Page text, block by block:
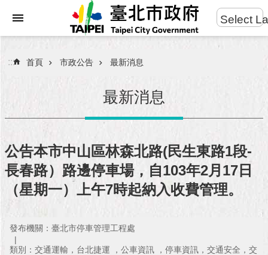
進
搜
民
服
務
市
團
隊
Select
::: 首頁 市政公告 最新消息
最新消息
公告本市中山區林森北路(民生東路1段-
長春路）路邊停車場，自103年2月17日
（星期一）上午7時起納入收費管理。
發布機關：臺北市停車管理工程處
類別：交通運輸，台北捷運 ，公車資訊 ，停車資訊，交通安全，交